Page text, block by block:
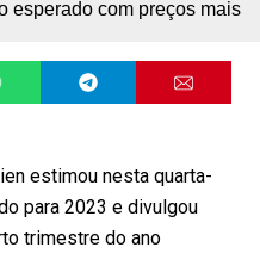
estimou nesta quarta-
para 2023 e divulgou
trimestre do ano